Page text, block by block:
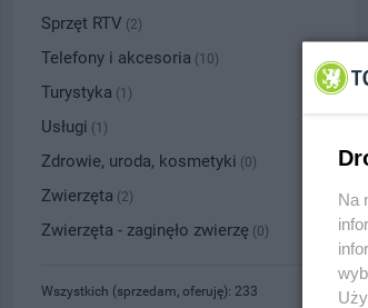
Sprzęt RTV (2)
Telefony i akcesoria (10)
Turystyka (1)
Usługi (1)
Zdrowie, uroda, kosmetyki (0)
Zwierzęta (2)
Zwierzęta - zaginęło zwierzę (0)
Wszystkich (sprzedam, oferuję): 233
Na